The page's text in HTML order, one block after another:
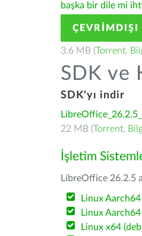
başka bir dile mi
3.6 MB (Torrent,
SDK ve
SDK'yı indir
22 MB (Torrent,
İşletim
LibreOffice 26.2.5
Linux Aarch64
Linux
Linux x64